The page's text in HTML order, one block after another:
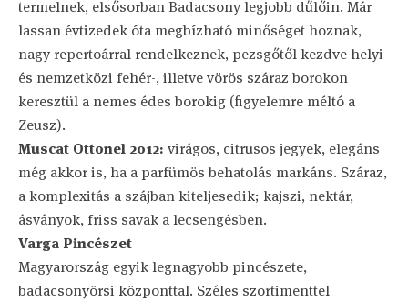
termelnek, elsősorban Badacsony legjobb dűlőin. Már
lassan évtizedek óta megbízható minőséget hoznak,
nagy repertoárral rendelkeznek, pezsgőtől kezdve helyi
és nemzetközi fehér-, illetve vörös száraz borokon
keresztül a nemes édes borokig (figyelemre méltó a
Zeusz).
Muscat Ottonel 2012: virágos, citrusos jegyek, elegáns
még akkor is, ha a parfümös behatolás markáns. Száraz,
a komplexitás a szájban kiteljesedik; kajszi, nektár,
ásványok, friss savak a lecsengésben.
Varga Pincészet
Magyarország egyik legnagyobb pincészete,
badacsonyörsi központtal. Széles szortimenttel